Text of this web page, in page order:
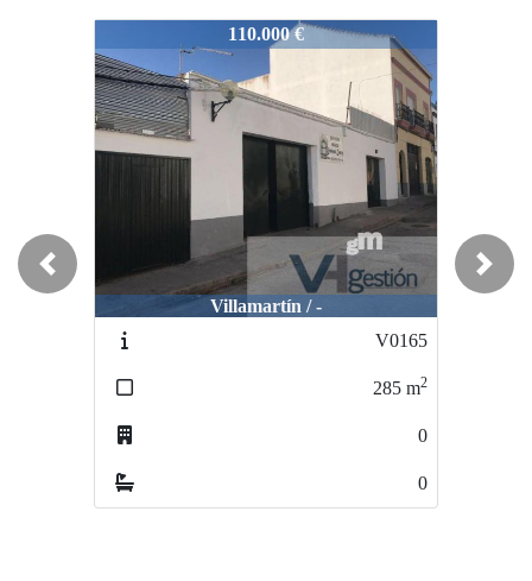
110.000 €
Villamartín / -
V0165
285 m2
0
0
Previous Next